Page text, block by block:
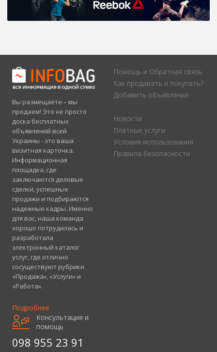
Вы размещаете – мы
продаем! Это не просто
доска бесплатных
объявлений всей
Украины - это ваша
визитная карточка.
Информационная
площадка, где
заключаются деловые
сделки, успешные
продажи и подбираются
надежные кадры. Именно
для вас, наша команда
хорошо потрудилась и
разработала
электронный каталог
услуг, где отлично
сосуществуют рубрики
«Продажа», «Услуги» и
«Работа».
Подробнее
Помощь и Обратная связь
Как продавать и покупать?
Добавить объявление
Новости
Платные услуги
Условия использования
Правила безопасности
Консультация и
помощь
098 955 23 91